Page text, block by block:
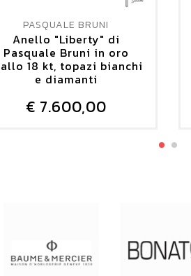
PASQUALE BRUNI
Anello "Liberty" di
Pasquale Bruni in oro
18 kt, topazi bianchi
e diamanti
€ 7.600,00